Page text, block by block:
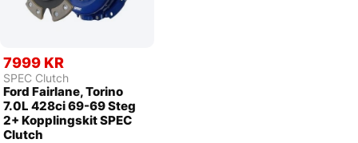
7999 KR
SPEC Clutch
Ford Fairlane, Torino
7.0L 428ci 69-69 Steg
2+ Kopplingskit SPEC
Clutch